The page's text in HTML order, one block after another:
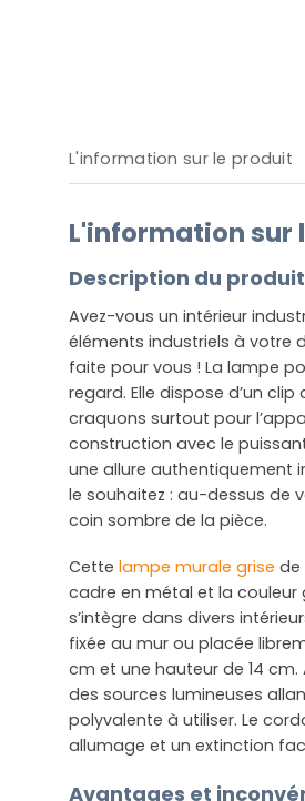
L'information sur le produit
L'information sur
Description du produit
Avez-vous un intérieur
éléments industriels à votre
faite pour vous ! La lampe
regard. Elle dispose d’un
craquons surtout pour
construction avec le
une allure authentiquement
le souhaitez : au-dessus de
coin sombre de la pièce.
Cette lampe murale grise de
cadre en métal et la couleur
s’intègre dans divers
fixée au mur ou placée
cm et une hauteur de 14
des sources lumineuses
polyvalente à utiliser. Le
allumage et un extinction
Avantages et